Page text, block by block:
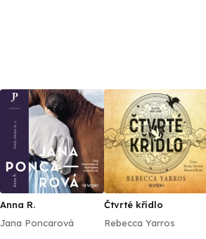
Anna R.
Jana Poncarová
Čtvrté křídlo
Rebecca Yarros